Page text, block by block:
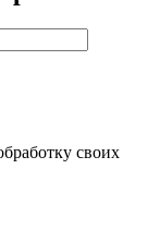
своих